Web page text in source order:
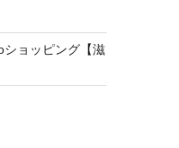
ョッピング【滋